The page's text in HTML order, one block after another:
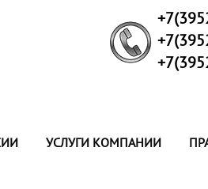
УСЛУГИ КОМПАНИИ